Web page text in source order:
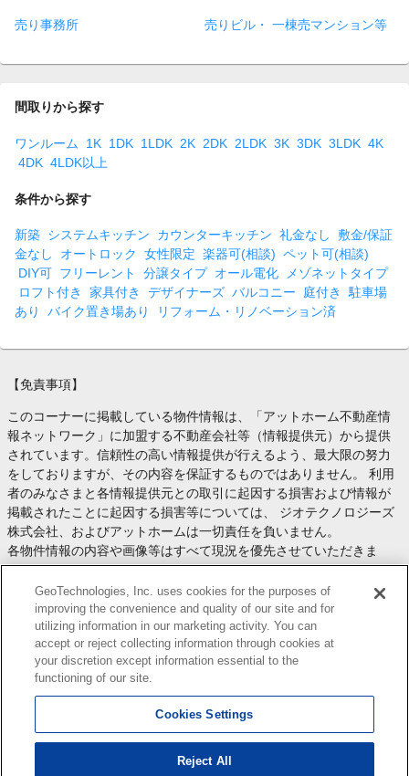
売り事務所 売りビル・ 一棟売マンション等
間取りから探す
ワンルーム 1K 1DK 1LDK 2K 2DK 2LDK 3K 3DK 3LDK 4K
4DK 4LDK以上
条件から探す
新築 システムキッチン カウンターキッチン 礼金なし
敷金/保証
金なし
オートロック 女性限定 楽器可(相談) ペット可(相談)
DIY可 フリーレント 分譲タイプ オール電化
メゾネットタイプ
ロフト付き
家具付き デザイナーズ バルコニー 庭付き
駐車場
あり
バイク置き場あり リフォーム・リノベーション済
【免責事項】
このコーナーに掲載している物件情報は、「アットホーム不動産情
報ネットワーク」に加盟する不動産会社等（情報提供元）から提供
されています。信頼性の高い情報提供が行えるよう、最大限の努力
をしておりますが、その内容を保証するものではありません。 利用
者のみなさまと各情報提供元との取引に起因する損害および情報が
掲載されたことに起因する損害等については、 ジオテクノロジーズ
株式会社、およびアットホームは一切責任を負いません。
各物件情報の内容や画像等はすべて現況を優先させていただきま
す。
お取引等（お取引の準備、資金調達等を含みます）の際には、内容
や契約条件等について、 各情報提供元より十分な説明を受け、ご自
身でご確認の上、判断してください。
このコーナーへの物件情報のご掲載、その他不動産業務ソリューシ
ョン等についての不動産会社様のお問合せはこちら
します。
Copyright(c) At Home Co.,Ltd. このサイトに掲載している情報の無断転載を禁止します。著作権
GeoTechnologies, Inc. uses cookies for the purposes of
improving the convenience and quality of our site and for
utilizing information in our marketing activity. You can
accept or reject collecting information through cookies at
your discretion except information essential to the
functioning of our site.
Cookies Settings
Reject All